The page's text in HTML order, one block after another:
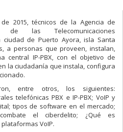
2015, técnicos de la Agencia de
las Telecomunicaciones
ciudad de Puerto Ayora, isla Santa
a personas que proveen, instalan,
central IP-PBX, con el objetivo de
la ciudadanía que instala, configura
entre otros, los siguientes:
telefónicas PBX e IP-PBX; VoIP y
tipos de software en el mercado;
el ciberdelito; ¿Qué es
VoIP.